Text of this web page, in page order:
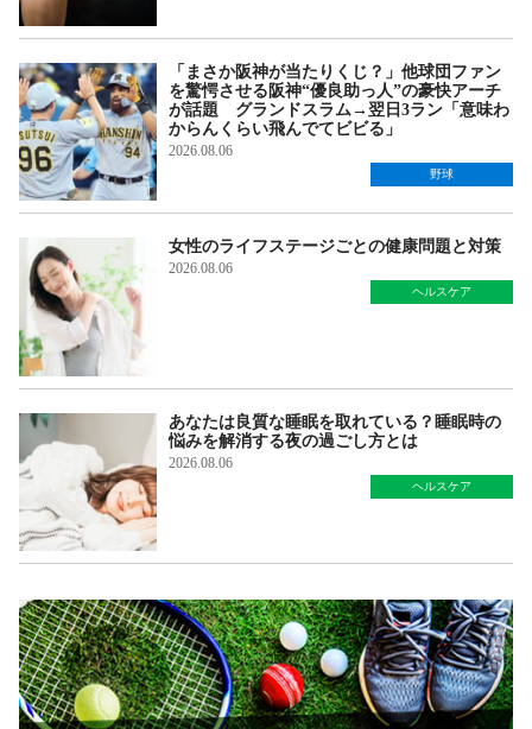
「まさか阪神が当たりくじ？」他球団ファン
を驚愕させる阪神“優良助っ人”の豪快アーチ
が話題 グランドスラム→翌日3ラン「意味わ
からんくらい飛んでてビビる」
2026.08.06
野球
女性のライフステージごとの健康問題と対策
2026.08.06
ヘルスケア
あなたは良質な睡眠を取れている？睡眠時の
悩みを解消する夜の過ごし方とは
2026.08.06
ヘルスケア